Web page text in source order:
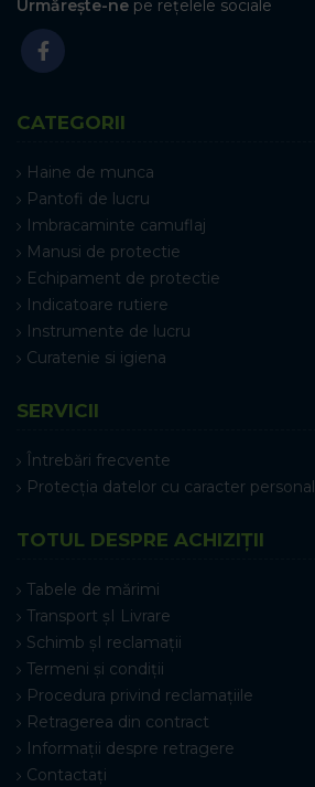
Urmărește-ne pe rețelele sociale
CATEGORII
Haine de munca
Pantofi de lucru
Imbracaminte camuflaj
Manusi de protectie
Echipament de protectie
Indicatoare rutiere
Instrumente de lucru
Curatenie si igiena
SERVICII
Întrebări frecvente
Protecția datelor cu caracter personal
TOTUL DESPRE ACHIZIȚII
Tabele de mărimi
Transport șI Livrare
Schimb șI reclamații
Termeni și condiții
Procedura privind reclamațiile
Retragerea din contract
Informații despre retragere
Contactați